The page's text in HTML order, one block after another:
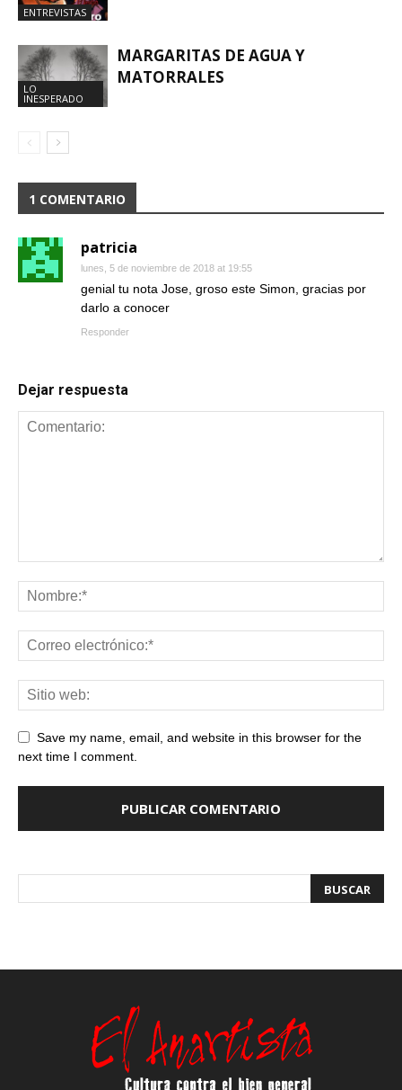
ENTREVISTAS
LO
INESPERADO
MARGARITAS DE AGUA Y
MATORRALES
1 COMENTARIO
patricia
lunes, 5 de noviembre de 2018 at 19:55
genial tu nota Jose, groso este Simon, gracias por
darlo a conocer
Responder
Dejar respuesta
Save my name, email, and website in this browser for the
next time I comment.